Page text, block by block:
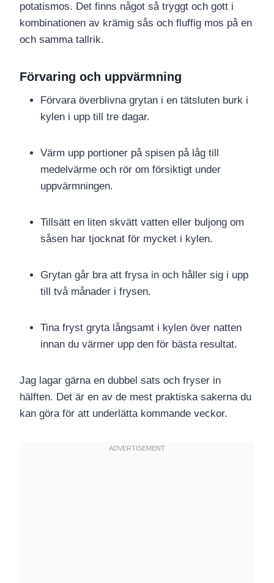
potatismos. Det finns något så tryggt och gott i
kombinationen av krämig sås och fluffig mos på en
och samma tallrik.
Förvaring och uppvärmning
Förvara överblivna grytan i en tätsluten burk i
kylen i upp till tre dagar.
Värm upp portioner på spisen på låg till
medelvärme och rör om försiktigt under
uppvärmningen.
Tillsätt en liten skvätt vatten eller buljong om
såsen har tjocknat för mycket i kylen.
Grytan går bra att frysa in och håller sig i upp
till två månader i frysen.
Tina fryst gryta långsamt i kylen över natten
innan du värmer upp den för bästa resultat.
Jag lagar gärna en dubbel sats och fryser in
hälften. Det är en av de mest praktiska sakerna du
kan göra för att underlätta kommande veckor.